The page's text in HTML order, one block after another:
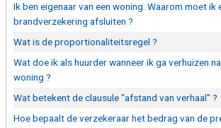
Ik ben eigenaar van een woning. Waarom moet ik
brandverzekering afsluiten ?
Wat is de proportionaliteitsregel ?
Wat doe ik als huurder wanneer ik ga verhuizen
woning ?
Wat betekent de clausule "afstand van verhaal" ?
Hoe bepaalt de verzekeraar het bedrag van de